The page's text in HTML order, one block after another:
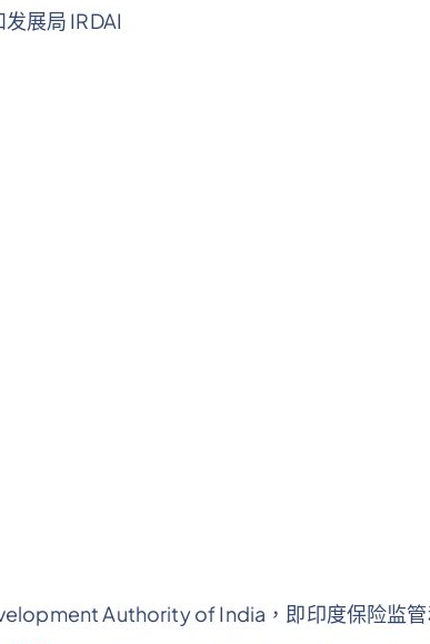
展局 IRDAI
Authority of India，即印度保险监